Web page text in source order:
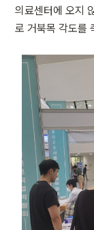
의료센터에 오지
로 거북목 각도를